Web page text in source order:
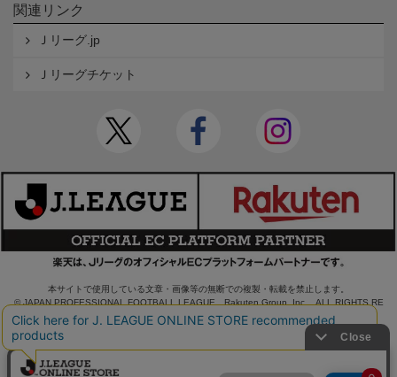
関連リンク
Ｊリーグ.jp
Ｊリーグチケット
本サイトで使用している文章・画像等の無断での複製・転載を禁止します。
© JAPAN PROFESSIONAL FOOTBALL LEAGUE Rakuten Group, Inc. ALL RIGHTS RE
SERVED.